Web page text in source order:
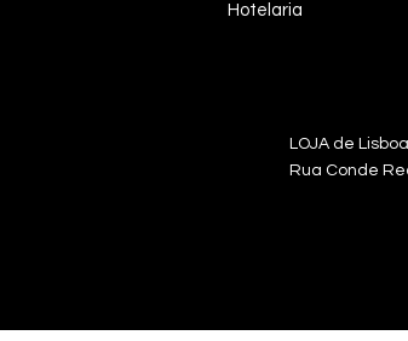
Hotelaria
LOJA
Rua Conde